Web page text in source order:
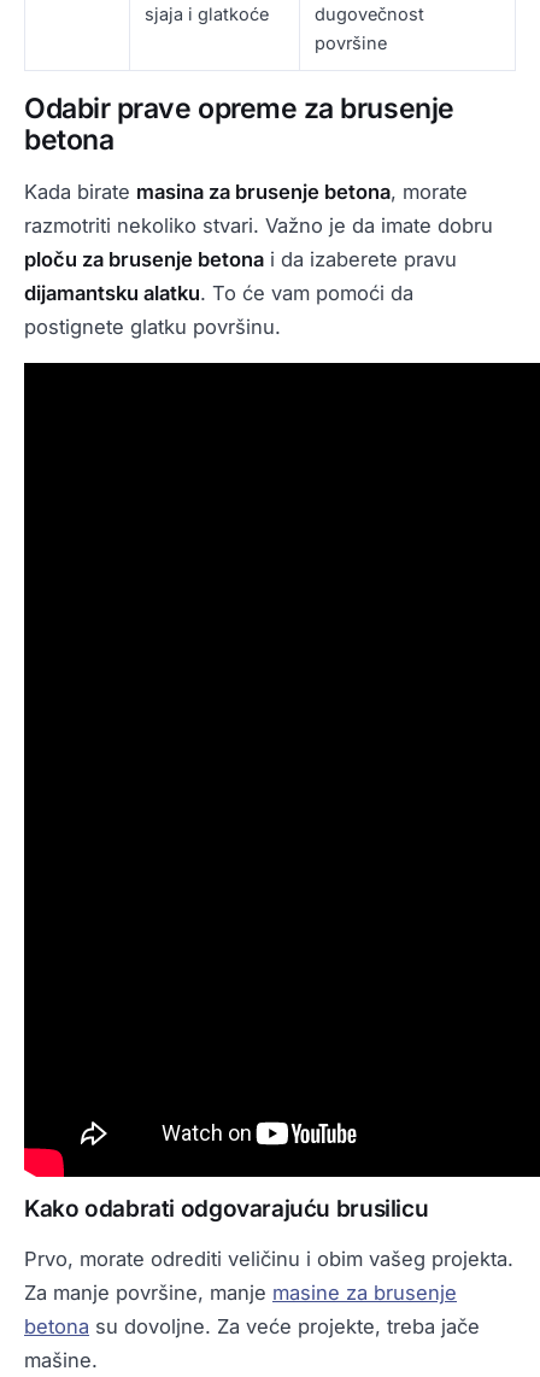
sjaja i glatkoće
dugovečnost
površine
Odabir prave opreme za brusenje
betona
Kada birate masina za brusenje betona, morate
razmotriti nekoliko stvari. Važno je da imate dobru
ploču za brusenje betona i da izaberete pravu
dijamantsku alatku. To će vam pomoći da
postignete glatku površinu.
Kako odabrati odgovarajuću brusilicu
Prvo, morate odrediti veličinu i obim vašeg projekta.
Za manje površine, manje masine za brusenje
betona su dovoljne. Za veće projekte, treba jače
mašine.